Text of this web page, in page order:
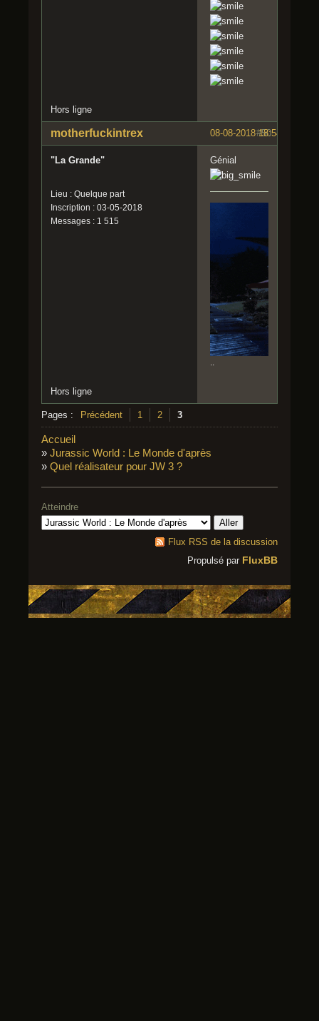
Hors ligne
#50
08-08-2018 18:54:17
motherfuckintrex
"La Grande"
Lieu : Quelque part
Inscription : 03-05-2018
Messages : 1 515
Génial
..
Hors ligne
Pages : Précédent 1 2 3
Accueil
» Jurassic World : Le Monde d'après
» Quel réalisateur pour JW 3 ?
Atteindre
Flux RSS de la discussion
Propulsé par FluxBB